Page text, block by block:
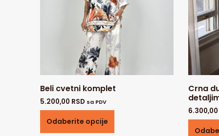
Beli cvetni komplet
5.200,00 RSD sa PDV
Odaberite opcije
Crna
6.300,00